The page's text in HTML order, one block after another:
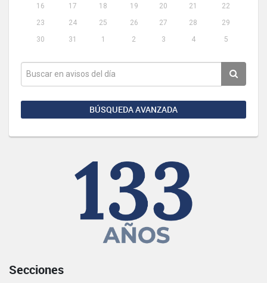
16
17 18 19 20 21
22
23
24 25 26 27 28
29
30
31 1 2 3 4 5
BÚSQUEDA AVANZADA
Secciones